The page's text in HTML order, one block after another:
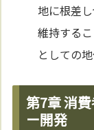
地に根差
維持するこ
としての
第7章 消
ー開発